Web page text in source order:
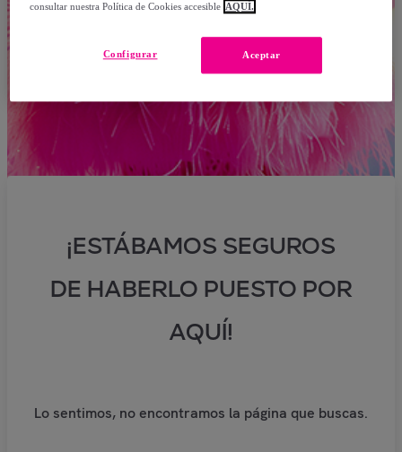
¡ESTÁBAMOS SEGUROS
DE HABERLO PUESTO POR
AQUÍ!
Lo sentimos, no encontramos la página que buscas.
consultar nuestra Política de Cookies accesible AQUÍ.
Aceptar
Configurar